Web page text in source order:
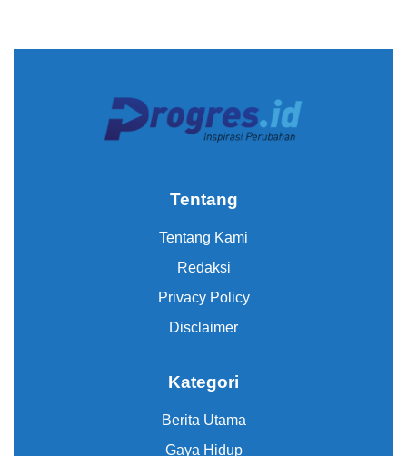
Tentang
Tentang Kami
Redaksi
Privacy Policy
Disclaimer
Kategori
Berita Utama
Gaya Hidup